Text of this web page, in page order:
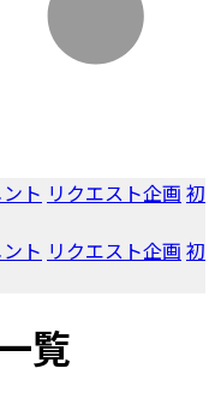
ト リクエスト企画 初
ト リクエスト企画 初
覧